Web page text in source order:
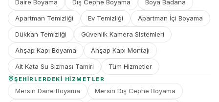
Daire Boyama Dış Cephe Boyama Boya Badana
Apartman Temizliği Ev Temizliği Apartman İçi Boyama
Dükkan Temizliği Güvenlik Kamera Sistemleri
Ahşap Kapı Boyama Ahşap Kapı Montajı
Alt Kata Su Sızması Tamiri Tüm Hizmetler
ŞEHIRLERDEKI HIZMETLER
Mersin Daire Boyama Mersin Dış Cephe Boyama